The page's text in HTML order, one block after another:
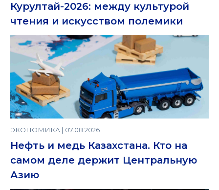
Курултай-2026: между культурой
чтения и искусством полемики
ЭКОНОМИКА | 07.08.2026
Нефть и медь Казахстана. Кто на
самом деле держит Центральную
Азию